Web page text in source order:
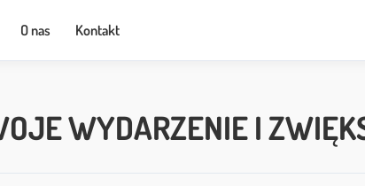
O nas Kontakt
WYDARZENIE I